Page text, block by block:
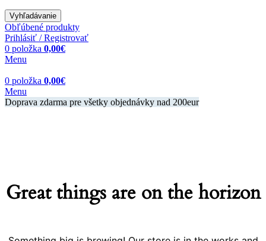
Vyhľadávanie
Obľúbené produkty
Prihlásiť / Registrovať
0 položka 0,00€
Menu
0 položka 0,00€
Menu
Doprava zdarma pre všetky objednávky nad 200eur
Great things are on the horizon